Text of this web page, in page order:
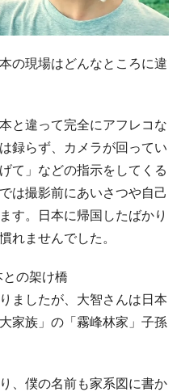
の現場はどんなところに違
と違って完全にアフレコな
録らず、カメラが回ってい
て」などの指示をしてくる
は撮影前にあいさつや自己
す。日本に帰国したばかり
れませんでした。
との架け橋
ましたが、大智さんは日本
家族」の「霧峰林家」子孫
、僕の名前も家系図に書か